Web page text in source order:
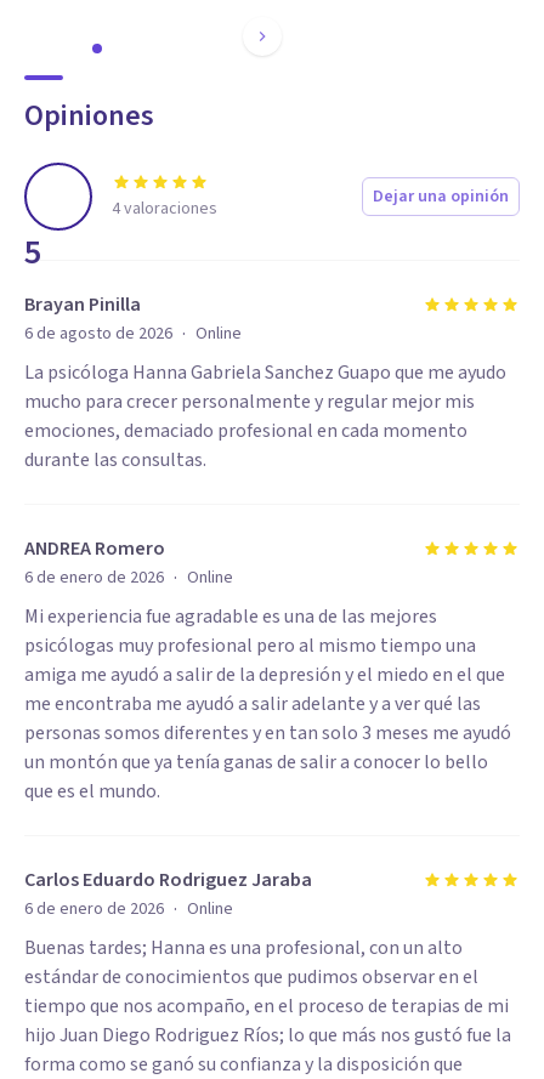
Opiniones
5
4valoraciones Dejar una opinión
Brayan Pinilla
6 de agosto de 2026 · Online
La psicóloga Hanna Gabriela Sanchez Guapo que me ayudo
mucho para crecer personalmente y regular mejor mis
emociones, demaciado profesional en cada momento
durante las consultas.
ANDREA Romero
6 de enero de 2026 · Online
Mi experiencia fue agradable es una de las mejores
psicólogas muy profesional pero al mismo tiempo una
amiga me ayudó a salir de la depresión y el miedo en el que
me encontraba me ayudó a salir adelante y a ver qué las
personas somos diferentes y en tan solo 3 meses me ayudó
un montón que ya tenía ganas de salir a conocer lo bello
que es el mundo.
Carlos Eduardo Rodriguez Jaraba
6 de enero de 2026 · Online
Buenas tardes; Hanna es una profesional, con un alto
estándar de conocimientos que pudimos observar en el
tiempo que nos acompaño, en el proceso de terapias de mi
hijo Juan Diego Rodriguez Ríos; lo que más nos gustó fue la
forma como se ganó su confianza y la disposición que